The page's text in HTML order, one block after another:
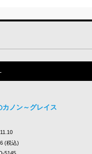
ノン～グレイス
(税込)